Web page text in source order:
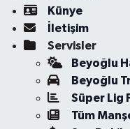
Künye
İletişim
Servisler
Beyoğlu
Beyoğlu
Süper Lig
Tüm